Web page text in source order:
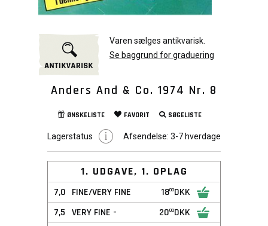
Varen sælges antikvarisk.
Se baggrund for graduering
Anders And & Co. 1974 Nr. 8
ØNSKELISTE FAVORIT SØGELISTE
Lagerstatus Afsendelse: 3-7 hverdage
1. UDGAVE, 1. OPLAG
7,0 FINE/VERY FINE 1800DKK
7,5 VERY FINE - 2000DKK